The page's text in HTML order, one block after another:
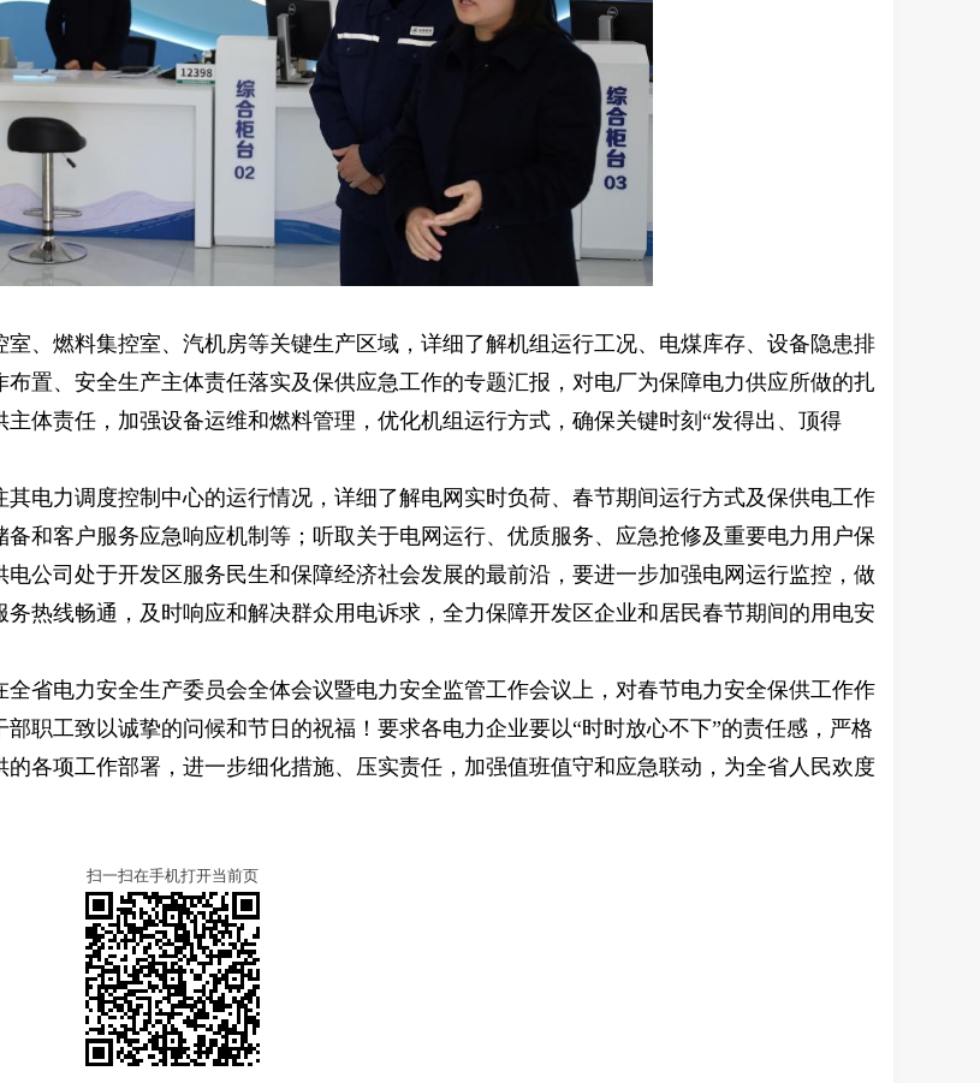
、燃料集控室、汽机房等关键生产区域，详细了解机组运行工况、电煤库存、设备隐患排
置、安全生产主体责任落实及保供应急工作的专题汇报，对电厂为保障电力供应所做的扎
体责任，加强设备运维和燃料管理，优化机组运行方式，确保关键时刻“发得出、顶得
电力调度控制中心的运行情况，详细了解电网实时负荷、春节期间运行方式及保供电工作
和客户服务应急响应机制等；听取关于电网运行、优质服务、应急抢修及重要电力用户保
公司处于开发区服务民生和保障经济社会发展的最前沿，要进一步加强电网运行监控，做
热线畅通，及时响应和解决群众用电诉求，全力保障开发区企业和居民春节期间的用电安
省电力安全生产委员会全体会议暨电力安全监管工作会议上，对春节电力安全保供工作作
职工致以诚挚的问候和节日的祝福！要求各电力企业要以“时时放心不下”的责任感，严格
各项工作部署，进一步细化措施、压实责任，加强值班值守和应急联动，为全省人民欢度
扫一扫在手机打开当前页